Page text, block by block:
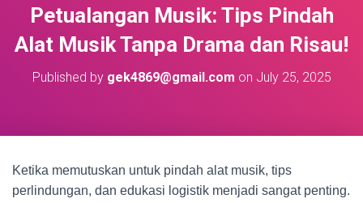
Petualangan Musik: Tips Pindah
Alat Musik Tanpa Drama dan Risau!
Published by gek4869@gmail.com on July 25, 2025
Ketika memutuskan untuk pindah alat musik, tips
perlindungan, dan edukasi logistik menjadi sangat penting.